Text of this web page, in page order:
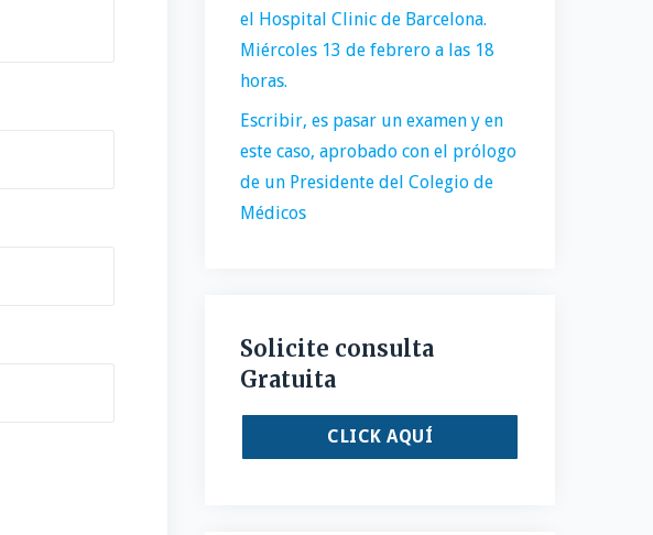
el Hospital Clinic de Barcelona.
Miércoles 13 de febrero a las 18
horas.
Escribir, es pasar un examen y en
este caso, aprobado con el prólogo
de un Presidente del Colegio de
Médicos
Solicite consulta
Gratuita
CLICK AQUÍ